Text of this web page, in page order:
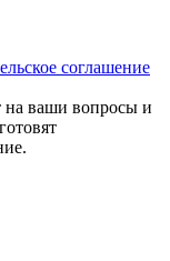
соглашение
на ваши вопросы и